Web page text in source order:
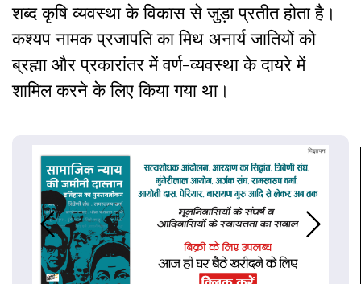
शब्द कृषि व्यवस्था के विकास से जुड़ा प्रतीत होता है।
कश्यप नामक प्रजापति का मिथ अनार्य जातियों को
ब्रह्मा और प्रकारांतर में वर्ण-व्यवस्था के दायरे में
शामिल करने के लिए किया गया था।